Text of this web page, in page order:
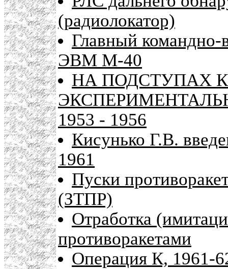
(радиолокатор)
Главный
ЭВМ М-40
НА ПОДСТУПАХ
1953 - 1956
Кисунько Г.В.
1961
Пуски
(ЗТПР)
Отработка
противоракетами
Операция К, 1961-